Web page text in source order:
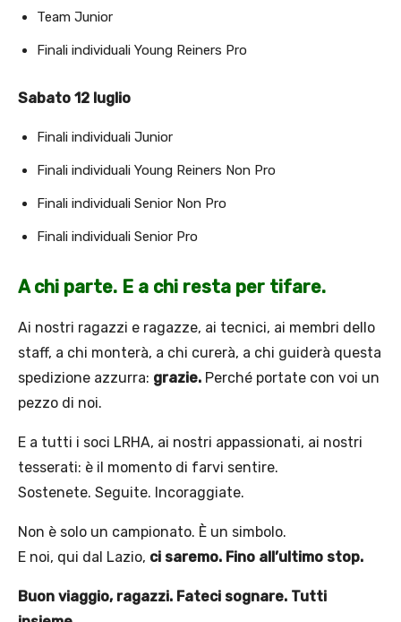
Team Junior
Finali individuali Young Reiners Pro
Sabato 12 luglio
Finali individuali Junior
Finali individuali Young Reiners Non Pro
Finali individuali Senior Non Pro
Finali individuali Senior Pro
A chi parte. E a chi resta per tifare.
Ai nostri ragazzi e ragazze, ai tecnici, ai membri dello
staff, a chi monterà, a chi curerà, a chi guiderà questa
spedizione azzurra: grazie. Perché portate con voi un
pezzo di noi.
E a tutti i soci LRHA, ai nostri appassionati, ai nostri
tesserati: è il momento di farvi sentire.
Sostenete. Seguite. Incoraggiate.
Non è solo un campionato. È un simbolo.
E noi, qui dal Lazio, ci saremo. Fino all’ultimo stop.
Buon viaggio, ragazzi. Fateci sognare. Tutti